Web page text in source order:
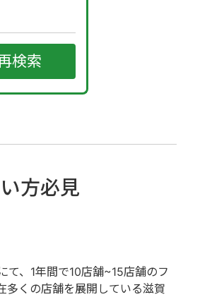
方必見
、1年間で10店舗~15店舗のフ
多くの店舗を展開している滋賀